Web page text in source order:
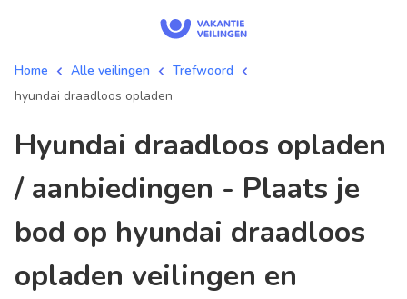
Home Alle veilingen
Trefwoord
hyundai draadloos opladen
hyundai draadloos opladen
/ aanbiedingen - Plaats je
bod op hyundai draadloos
opladen veilingen en